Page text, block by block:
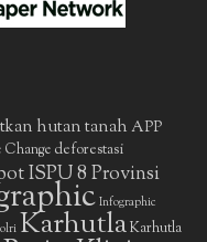
hutan tanah APP
deforestasi
ISPU 8 Provinsi
Infographic
KarhutlaKarhutla